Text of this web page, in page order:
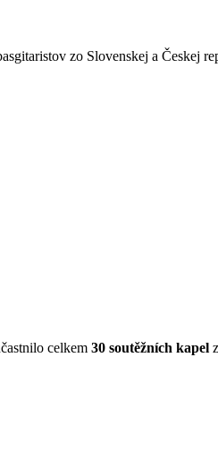
zo Slovenskej a Českej
celkem 30 soutěžních kapel